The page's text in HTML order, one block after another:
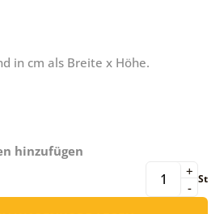
in cm als Breite x Höhe.
hinzufügen
-
+ St